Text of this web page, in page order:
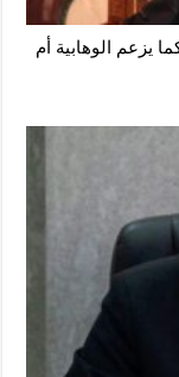
يزعم الوهابية أم